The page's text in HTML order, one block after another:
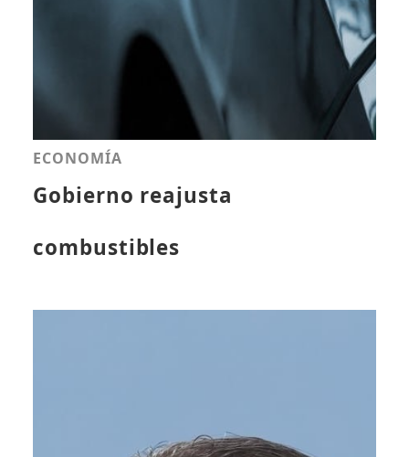
ECONOMÍA
Gobierno reajusta
combustibles